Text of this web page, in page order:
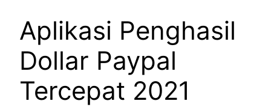
Aplikasi Penghasil
Dollar Paypal
Tercepat 2021